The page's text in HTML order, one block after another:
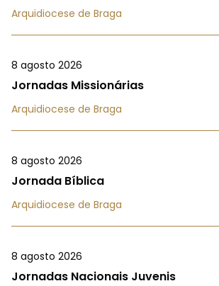
Arquidiocese de Braga
8 agosto 2026
Jornadas Missionárias
Arquidiocese de Braga
8 agosto 2026
Jornada Bíblica
Arquidiocese de Braga
8 agosto 2026
Jornadas Nacionais Juvenis